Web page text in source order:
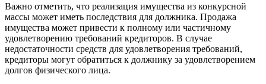
Важно отметить, что реализация имущества из конкурсной
массы может иметь последствия для должника. Продажа
имущества может привести к полному или частичному
удовлетворению требований кредиторов. В случае
недостаточности средств для удовлетворения требований,
кредиторы могут обратиться к должнику за удовлетворением
долгов физического лица.